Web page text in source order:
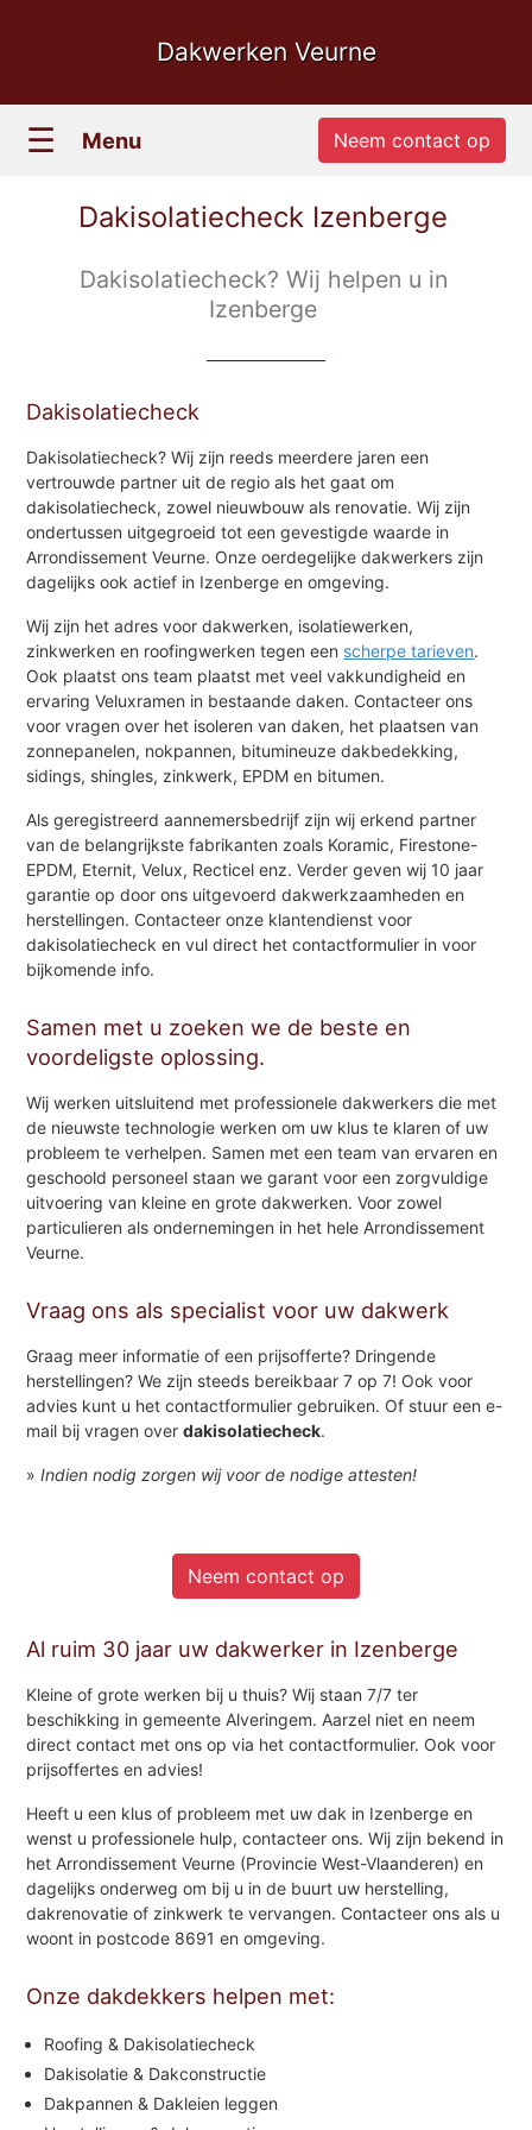
Dakwerken Veurne
☰ Menu Neem contact op
Dakisolatiecheck Izenberge
Dakisolatiecheck? Wij helpen u in
Izenberge
Dakisolatiecheck
Dakisolatiecheck? Wij zijn reeds meerdere jaren een
vertrouwde partner uit de regio als het gaat om
dakisolatiecheck, zowel nieuwbouw als renovatie. Wij zijn
ondertussen uitgegroeid tot een gevestigde waarde in
Arrondissement Veurne. Onze oerdegelijke dakwerkers zijn
dagelijks ook actief in Izenberge en omgeving.
Wij zijn het adres voor dakwerken, isolatiewerken,
zinkwerken en roofingwerken tegen een scherpe tarieven.
Ook plaatst ons team plaatst met veel vakkundigheid en
ervaring Veluxramen in bestaande daken. Contacteer ons
voor vragen over het isoleren van daken, het plaatsen van
zonnepanelen, nokpannen, bitumineuze dakbedekking,
sidings, shingles, zinkwerk, EPDM en bitumen.
Als geregistreerd aannemersbedrijf zijn wij erkend partner
van de belangrijkste fabrikanten zoals Koramic, Firestone-
EPDM, Eternit, Velux, Recticel enz. Verder geven wij 10 jaar
garantie op door ons uitgevoerd dakwerkzaamheden en
herstellingen. Contacteer onze klantendienst voor
dakisolatiecheck en vul direct het contactformulier in voor
bijkomende info.
Samen met u zoeken we de beste en
voordeligste oplossing.
Wij werken uitsluitend met professionele dakwerkers die met
de nieuwste technologie werken om uw klus te klaren of uw
probleem te verhelpen. Samen met een team van ervaren en
geschoold personeel staan we garant voor een zorgvuldige
uitvoering van kleine en grote dakwerken. Voor zowel
particulieren als ondernemingen in het hele Arrondissement
Veurne.
Vraag ons als specialist voor uw dakwerk
Graag meer informatie of een prijsofferte? Dringende
herstellingen? We zijn steeds bereikbaar 7 op 7! Ook voor
advies kunt u het contactformulier gebruiken. Of stuur een e-
mail bij vragen overdakisolatiecheck.
»Indien nodig zorgen wij voor de nodige attesten!
Neem contact op
Al ruim 30 jaar uw dakwerker in Izenberge
Kleine of grote werken bij u thuis? Wij staan 7/7 ter
beschikking in gemeente Alveringem. Aarzel niet en neem
direct contact met ons op via het contactformulier. Ook voor
prijsoffertes en advies!
Heeft u een klus of probleem met uw dak in Izenberge en
wenst u professionele hulp, contacteer ons. Wij zijn bekend in
het Arrondissement Veurne (Provincie West-Vlaanderen) en
dagelijks onderweg om bij u in de buurt uw herstelling,
dakrenovatie of zinkwerk te vervangen. Contacteer ons als u
woont in postcode 8691 en omgeving.
Onze dakdekkers helpen met:
Roofing & Dakisolatiecheck
Dakisolatie & Dakconstructie
Dakpannen & Dakleien leggen